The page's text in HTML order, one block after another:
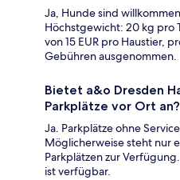
Ja, Hunde sind
Höchstgewicht: 20 kg pro
von 15 EUR pro Haustier,
Gebühren ausgenommen.
Bietet a&o Dresden
Parkplätze vor Ort an?
Ja. Parkplätze ohne
Möglicherweise steht nur
Parkplätzen zur
ist verfügbar.